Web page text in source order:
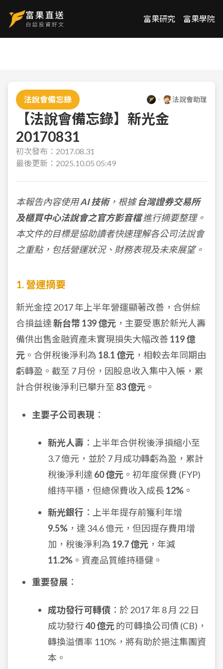
富果研究 富果學院
法說會備忘錄 法說會助理
【法說會備忘錄】新光金
20170831
初次發布： 2017.08.31
最後更新： 2025.10.05 05:49
本報告內容使用AI 技術，根據台灣證券交易所
及櫃買中心法說會之官方影音檔進行摘要整理。
本文件的目標是協助讀者快速理解各公司法說會
之重點，包括營運狀況、財務表現及未來展望。
1. 營運摘要
新光金控 2017 年上半年營運顯著改善，合併綜
合損益達新台幣 139 億元 ，主要受惠於新光人壽
備供出售金融資產未實現損失大幅改善 119 億
元 。合併稅後淨利為 18.1 億元 ，相較去年同期由
虧轉盈。截至 7 月份，因股息收入集中入帳，累
計合併稅後淨利已攀升至 83 億元 。
主要子公司表現 ：
新光人壽 ：上半年合併稅後淨損縮小至
3.7 億元，並於 7 月成功轉虧為盈，累計
稅後淨利達 60 億元 。初年度保費 (FYP)
維持平穩，但總保費收入成長 12% 。
新光銀行 ：上半年提存前獲利年增
9.5% ，達 34.6 億元，但因提存費用增
加，稅後淨利為 19.7 億元 ，年減
11.2% 。資產品質維持穩健。
重要發展 ：
成功發行可轉債 ：於 2017 年 8 月 22 日
成功發行40 億元的可轉換公司債 (CB)，
轉換溢價率 110%，將有助於挹注集團資
本。